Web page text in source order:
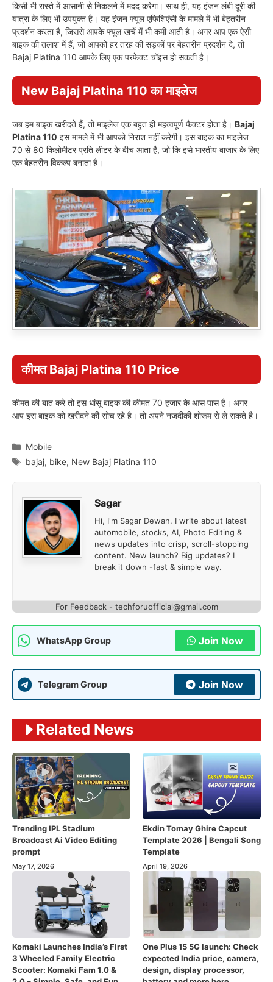
किसी भी रास्ते में आसानी से निकलने में मदद करेगा। साथ ही, यह इंजन लंबी दूरी की
यात्रा के लिए भी उपयुक्त है। यह इंजन फ्यूल एफिशिएंसी के मामले में भी बेहतरीन
प्रदर्शन करता है, जिससे आपके फ्यूल खर्चे में भी कमी आती है। अगर आप एक ऐसी
बाइक की तलाश में हैं, जो आपको हर तरह की सड़कों पर बेहतरीन प्रदर्शन दे, तो
Bajaj Platina 110 आपके लिए एक परफेक्ट चॉइस हो सकती है।
New Bajaj Platina 110 का माइलेज
जब हम बाइक खरीदते हैं, तो माइलेज एक बहुत ही महत्वपूर्ण फैक्टर होता है। Bajaj
Platina 110 इस मामले में भी आपको निराश नहीं करेगी। इस बाइक का माइलेज
70 से 80 किलोमीटर प्रति लीटर के बीच आता है, जो कि इसे भारतीय बाजार के लिए
एक बेहतरीन विकल्प बनाता है।
कीमतBajaj Platina 110 Price
कीमत की बात करे तो इस धांसू बाइक की कीमत 70 हजार के आस पास है। अगर
आप इस बाइक को खरीदने की सोच रहे है। तो अपने नजदीकी शोरूम से ले सकते है।
Categories
Mobile
Tags
bajaj, bike, New Bajaj Platina 110
Sagar
Hi, I'm Sagar Dewan. I write about latest
automobile, stocks, AI, Photo Editing &
news updates into crisp, scroll-stopping
content. New launch? Big updates? I
break it down -fast & simple way.
For Feedback - techforuofficial@gmail.com
WhatsApp Group Join Now
Telegram Group Join Now
Related News
Trending IPL Stadium
Broadcast Ai Video Editing
prompt
May 17, 2026
Ekdin Tomay Ghire Capcut
Template 2026 | Bengali Song
Template
April 19, 2026
Komaki Launches India’s First
3 Wheeled Family Electric
Scooter: Komaki Fam 1.0 &
One Plus 15 5G launch: Check
expected India price, camera,
design, display processor,